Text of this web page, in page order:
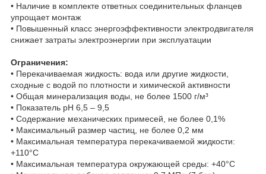
• Наличие в комплекте ответных соединительных фланцев
упрощает монтаж
• Повышенный класс энергоэффективности электродвигателя
снижает затраты электроэнергии при эксплуатации
Ограничения:
• Перекачиваемая жидкость: вода или другие жидкости,
сходные с водой по плотности и химической активности
• Общая минерализация воды, не более 1500 г/м³
• Показатель рН 6,5 – 9,5
• Содержание механических примесей, не более 0,1%
• Максимальный размер частиц, не более 0,2 мм
• Максимальная температура перекачиваемой жидкости:
+110°С
• Максимальная температура окружающей среды: +40°С